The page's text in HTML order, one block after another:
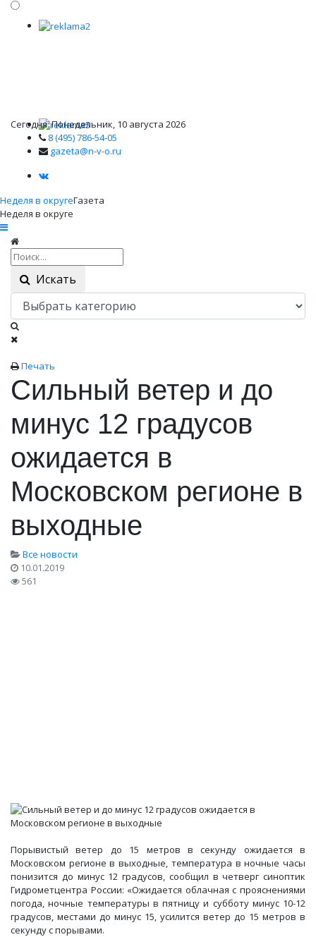
Сегодня: Понедельник, 10 августа 2026
8 (495) 786-54-05
gazeta@n-v-o.ru
Неделя в округеГазета
Неделя в округе
Искать
Печать
Сильный ветер и до
минус 12 градусов
ожидается в
Московском регионе в
выходные
Все новости
10.01.2019
561
Порывистый ветер до 15 метров в секунду ожидается в
Московском регионе в выходные, температура в ночные часы
понизится до минус 12 градусов, сообщил в четверг синоптик
Гидрометцентра России: «Ожидается облачная с прояснениями
погода, ночные температуры в пятницу и субботу минус 10-12
градусов, местами до минус 15, усилится ветер до 15 метров в
секунду с порывами.